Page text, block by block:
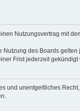
Nutzungsvertrag mit
des Boards
Frist jederzeit gekündigt
und unentgeltliches